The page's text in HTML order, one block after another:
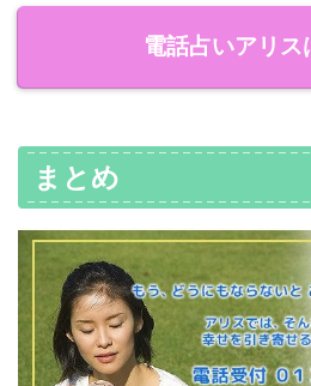
電話占いアリス
まとめ